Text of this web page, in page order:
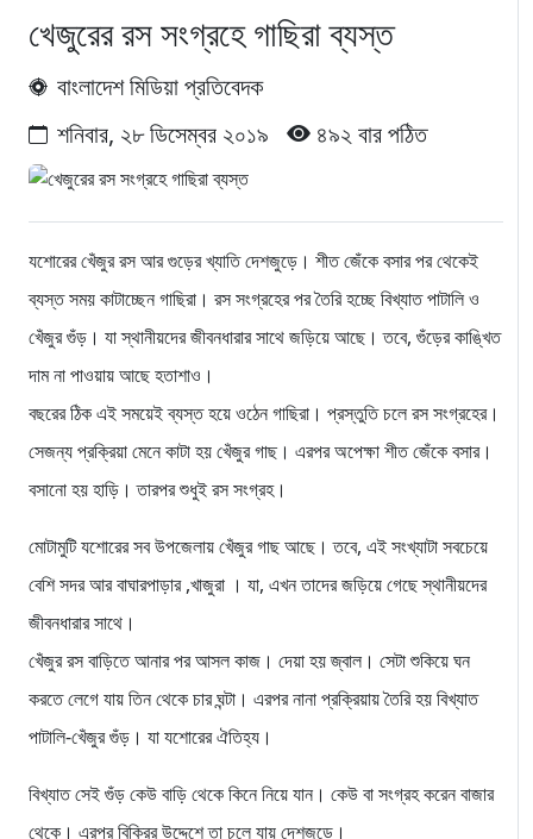
খেজুরের রস সংগ্রহে গাছিরা ব্যস্ত
বাংলাদেশ মিডিয়া প্রতিবেদক
শনিবার, ২৮ ডিসেম্বর ২০১৯
৪৯২ বার পঠিত
যশোরের খেঁজুর রস আর গুড়ের খ্যাতি দেশজুড়ে। শীত জেঁকে বসার পর থেকেই
ব্যস্ত সময় কাটাচ্ছেন গাছিরা। রস সংগ্রহের পর তৈরি হচ্ছে বিখ্যাত পাটালি ও
খেঁজুর গুঁড়। যা স্থানীয়দের জীবনধারার সাথে জড়িয়ে আছে। তবে, গুঁড়ের কাঙ্খিত
দাম না পাওয়ায় আছে হতাশাও।
বছরের ঠিক এই সময়েই ব্যস্ত হয়ে ওঠেন গাছিরা। প্রস্তুতি চলে রস সংগ্রহের।
সেজন্য প্রক্রিয়া মেনে কাটা হয় খেঁজুর গাছ। এরপর অপেক্ষা শীত জেঁকে বসার।
বসানো হয় হাড়ি। তারপর শুধুই রস সংগ্রহ।
মোটামুটি যশোরের সব উপজেলায় খেঁজুর গাছ আছে। তবে, এই সংখ্যাটা সবচেয়ে
বেশি সদর আর বাঘারপাড়ার ,খাজুরা । যা, এখন তাদের জড়িয়ে গেছে স্থানীয়দের
জীবনধারার সাথে।
খেঁজুর রস বাড়িতে আনার পর আসল কাজ। দেয়া হয় জ্বাল। সেটা শুকিয়ে ঘন
করতে লেগে যায় তিন থেকে চার ঘন্টা। এরপর নানা প্রক্রিয়ায় তৈরি হয় বিখ্যাত
পাটালি-খেঁজুর গুঁড়। যা যশোরের ঐতিহ্য।
বিখ্যাত সেই গুঁড় কেউ বাড়ি থেকে কিনে নিয়ে যান। কেউ বা সংগ্রহ করেন বাজার
থেকে। এরপর বিক্রির উদ্দেশে তা চলে যায় দেশজুড়ে।